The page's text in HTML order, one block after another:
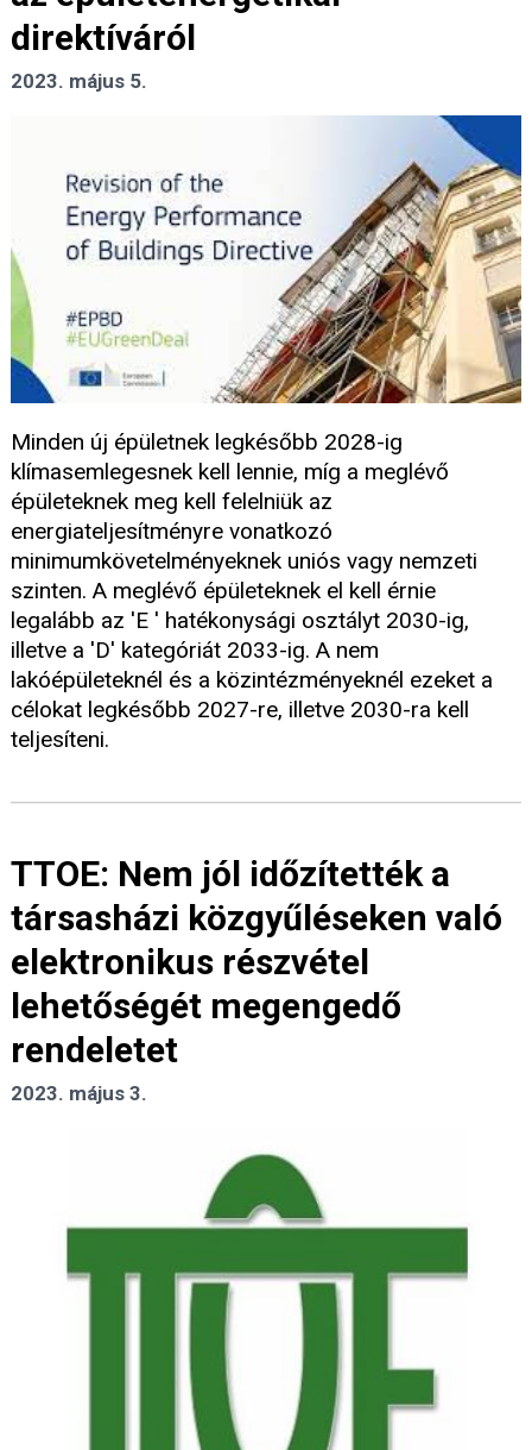
direktíváról
2023. május 5.
Minden új épületnek legkésőbb 2028-ig
klímasemlegesnek kell lennie, míg a meglévő
épületeknek meg kell felelniük az
energiateljesítményre vonatkozó
minimumkövetelményeknek uniós vagy nemzeti
szinten. A meglévő épületeknek el kell érnie
legalább az 'E ' hatékonysági osztályt 2030-ig,
illetve a 'D' kategóriát 2033-ig. A nem
lakóépületeknél és a közintézményeknél ezeket a
célokat legkésőbb 2027-re, illetve 2030-ra kell
teljesíteni.
TTOE: Nem jól időzítették a
társasházi közgyűléseken való
elektronikus részvétel
lehetőségét megengedő
rendeletet
2023. május 3.